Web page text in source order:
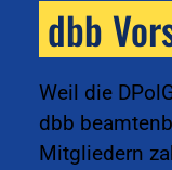
dbb
Weil die
dbb
Mitgliedern